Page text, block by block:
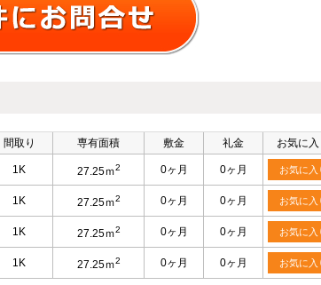
間取り 専有面積 敷金 礼金 お気に入
1K 27.25ｍ2 0ヶ月 0ヶ月 お気に入
1K 27.25ｍ2 0ヶ月 0ヶ月 お気に入
1K 27.25ｍ2 0ヶ月 0ヶ月 お気に入
1K 27.25ｍ2 0ヶ月 0ヶ月 お気に入